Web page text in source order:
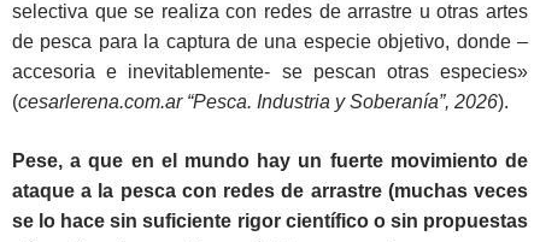
selectiva que se realiza con redes de arrastre u otras artes
de pesca para la captura de una especie objetivo, donde –
accesoria e inevitablemente- se pescan otras especies»
(cesarlerena.com.ar “Pesca. Industria y Soberanía”, 2026).
Pese, a que en el mundo hay un fuerte movimiento de
ataque a la pesca con redes de arrastre (muchas veces
se lo hace sin suficiente rigor científico o sin propuestas